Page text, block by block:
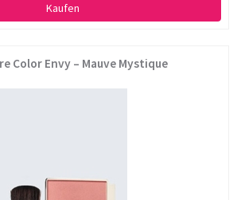
Kaufen
Color Envy – Mauve Mystique